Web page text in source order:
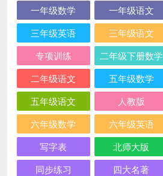
一年级数学 一年级语文
三年级英语
三年级语文
专项训练
二年级下册数学
二年级语文
五年级数学
五年级语文
人教版
六年级数学
六年级英语
写字表
北师大版
同步练习
四大名著